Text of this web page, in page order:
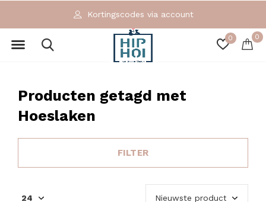
0 0
Kortingscodes via account
Producten getagd met
Hoeslaken
FILTER